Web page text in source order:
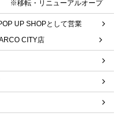
※移転・リニューアルオープ
UP SHOPとして営業
CITY店